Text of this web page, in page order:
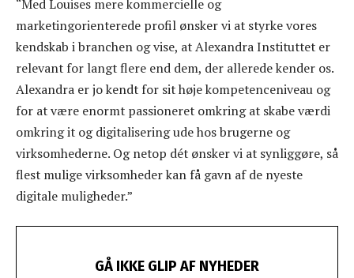
“Med Louises mere kommercielle og
marketingorienterede profil ønsker vi at styrke vores
kendskab i branchen og vise, at Alexandra Instituttet er
relevant for langt flere end dem, der allerede kender os.
Alexandra er jo kendt for sit høje kompetenceniveau og
for at være enormt passioneret omkring at skabe værdi
omkring it og digitalisering ude hos brugerne og
virksomhederne. Og netop dét ønsker vi at synliggøre, så
flest mulige virksomheder kan få gavn af de nyeste
digitale muligheder.”
GÅ IKKE GLIP AF NYHEDER